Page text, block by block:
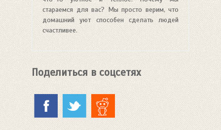
стараемся для вас? Мы просто верим, что
домашний уют способен сделать людей
счастливее.
Поделиться в соцсетях